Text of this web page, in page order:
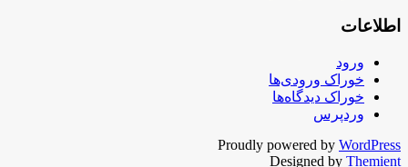
اطلاعات
ورود
خوراک ورودی‌ها
خوراک دیدگاه‌ها
وردپرس
Proudly powered by WordPress
Designed by Themient